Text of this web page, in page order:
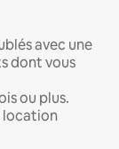
avec une
dont vous
ou plus.
location